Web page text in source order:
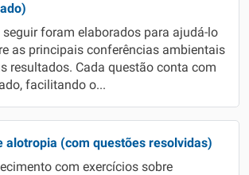
seguir foram elaborados para ajudá-lo
as principais conferências ambientais
resultados. Cada questão conta com
facilitando o...
alotropia (com questões resolvidas)
com exercícios sobre